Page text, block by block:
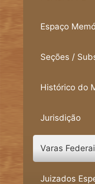
Espaço
Seções /
Histórico do
Jurisdição
Varas
Juizados